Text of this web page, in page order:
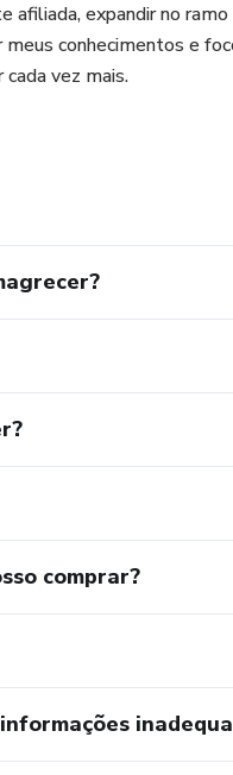
expandir no
conhecimentos e
vez mais.
comprar?